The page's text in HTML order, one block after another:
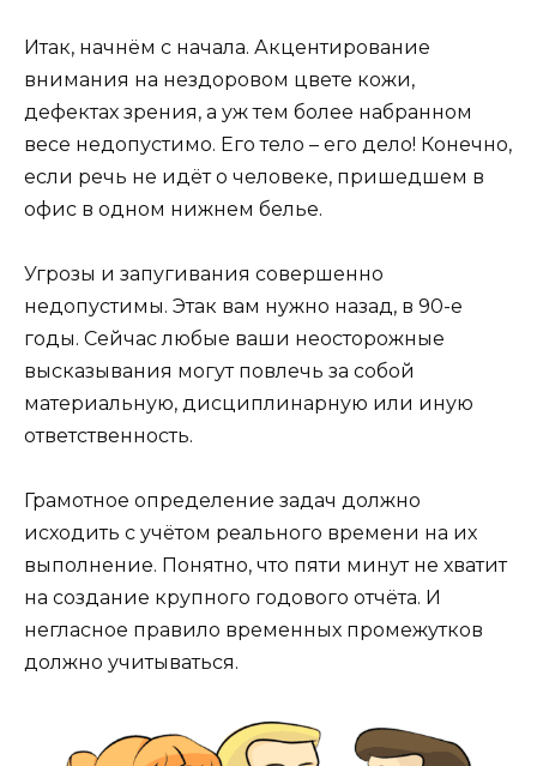
Итак, начнём с начала. Акцентирование
внимания на нездоровом цвете кожи,
дефектах зрения, а уж тем более набранном
весе недопустимо. Его тело – его дело! Конечно,
если речь не идёт о человеке, пришедшем в
офис в одном нижнем белье.
Угрозы и запугивания совершенно
недопустимы. Этак вам нужно назад, в 90-е
годы. Сейчас любые ваши неосторожные
высказывания могут повлечь за собой
материальную, дисциплинарную или иную
ответственность.
Грамотное определение задач должно
исходить с учётом реального времени на их
выполнение. Понятно, что пяти минут не хватит
на создание крупного годового отчёта. И
негласное правило временных промежутков
должно учитываться.